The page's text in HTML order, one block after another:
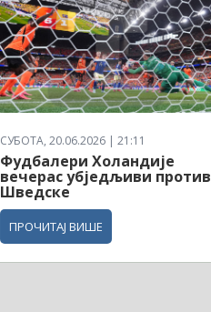
СУБОТА, 20.06.2026 | 21:11
Фудбалери Холандије
вечерас убједљиви против
Шведске
ПРОЧИТАЈ ВИШЕ